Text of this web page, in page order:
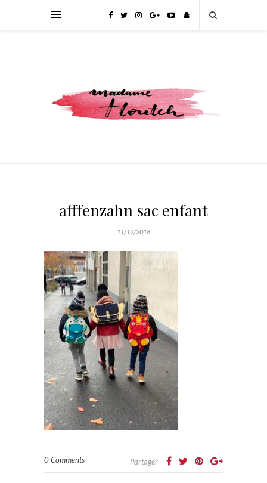
afffenzahn sac enfant
11/12/2018
0 Comments Partager